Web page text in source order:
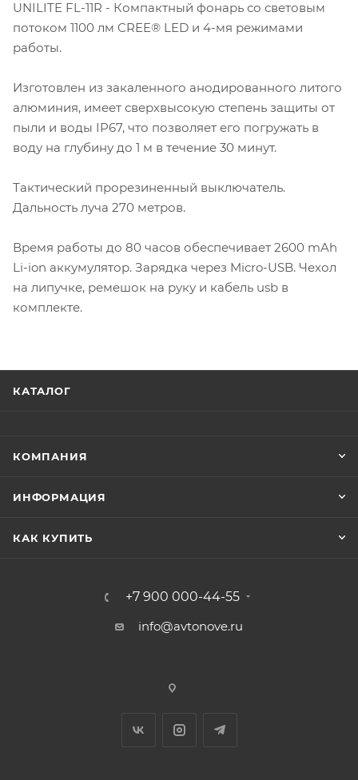
UNILITE FL-11R - Компактный фонарь со световым
потоком 1100 лм CREE® LED и 4-мя режимами
работы.
Изготовлен из закаленного анодированного литого
алюминия, имеет сверхвысокую степень защиты от
пыли и воды IP67, что позволяет его погружать в
воду на глубину до 1 м в течение 30 минут.
Тактический прорезиненный выключатель.
Дальность луча 270 метров.
Время работы до 80 часов обеспечивает 2600 mAh
Li-ion аккумулятор. Зарядка через Micro-USB. Чехол
на липучке, ремешок на руку и кабель usb в
комплекте.
КАТАЛОГ
КОМПАНИЯ
ИНФОРМАЦИЯ
КАК КУПИТЬ
+7 900 000-44-55
info@avtonove.ru